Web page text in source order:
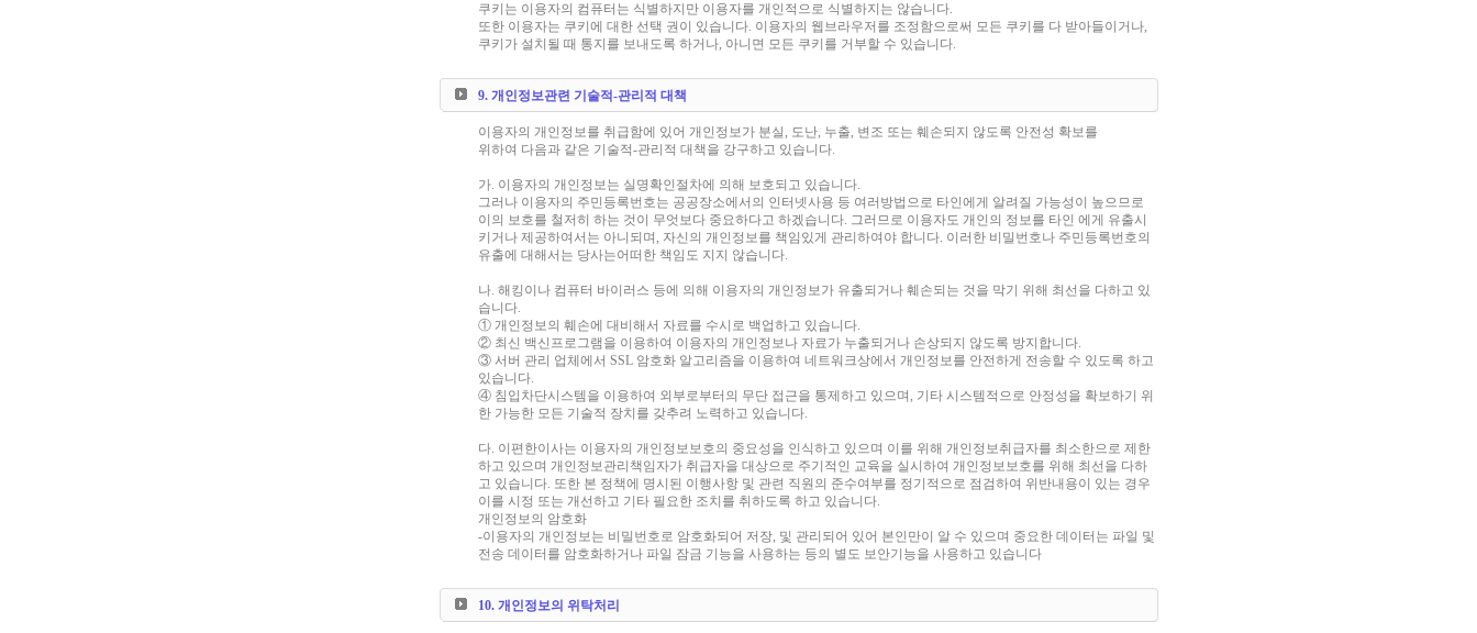
쿠키는 이용자의 컴퓨터는 식별하지만 이용자를 개인적으로 식별하지는 않습니다.
또한 이용자는 쿠키에 대한 선택 권이 있습니다. 이용자의 웹브라우저를 조정함으로써 모든 쿠키를 다 받아들이거나,
쿠키가 설치될 때 통지를 보내도록 하거나, 아니면 모든 쿠키를 거부할 수 있습니다.
9. 개인정보관련 기술적-관리적 대책
이용자의 개인정보를 취급함에 있어 개인정보가 분실, 도난, 누출, 변조 또는 훼손되지 않도록 안전성 확보를
위하여 다음과 같은 기술적-관리적 대책을 강구하고 있습니다.
가. 이용자의 개인정보는 실명확인절차에 의해 보호되고 있습니다.
그러나 이용자의 주민등록번호는 공공장소에서의 인터넷사용 등 여러방법으로 타인에게 알려질 가능성이 높으므로
이의 보호를 철저히 하는 것이 무엇보다 중요하다고 하겠습니다. 그러므로 이용자도 개인의 정보를 타인 에게 유출시
키거나 제공하여서는 아니되며, 자신의 개인정보를 책임있게 관리하여야 합니다. 이러한 비밀번호나 주민등록번호의
유출에 대해서는 당사는어떠한 책임도 지지 않습니다.
나. 해킹이나 컴퓨터 바이러스 등에 의해 이용자의 개인정보가 유출되거나 훼손되는 것을 막기 위해 최선을 다하고 있
습니다.
① 개인정보의 훼손에 대비해서 자료를 수시로 백업하고 있습니다.
② 최신 백신프로그램을 이용하여 이용자의 개인정보나 자료가 누출되거나 손상되지 않도록 방지합니다.
③ 서버 관리 업체에서 SSL 암호화 알고리즘을 이용하여 네트워크상에서 개인정보를 안전하게 전송할 수 있도록 하고
있습니다.
④ 침입차단시스템을 이용하여 외부로부터의 무단 접근을 통제하고 있으며, 기타 시스템적으로 안정성을 확보하기 위
한 가능한 모든 기술적 장치를 갖추려 노력하고 있습니다.
다. 이편한이사는 이용자의 개인정보보호의 중요성을 인식하고 있으며 이를 위해 개인정보취급자를 최소한으로 제한
하고 있으며 개인정보관리책임자가 취급자을 대상으로 주기적인 교육을 실시하여 개인정보보호를 위해 최선을 다하
고 있습니다. 또한 본 정책에 명시된 이행사항 및 관련 직원의 준수여부를 정기적으로 점검하여 위반내용이 있는 경우
이를 시정 또는 개선하고 기타 필요한 조치를 취하도록 하고 있습니다.
개인정보의 암호화
-이용자의 개인정보는 비밀번호로 암호화되어 저장, 및 관리되어 있어 본인만이 알 수 있으며 중요한 데이터는 파일 및
전송 데이터를 암호화하거나 파일 잠금 기능을 사용하는 등의 별도 보안기능을 사용하고 있습니다
10. 개인정보의 위탁처리